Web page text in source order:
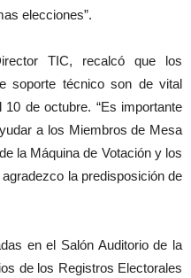
elecciones”.
TIC, recalcó que los
soporte técnico son de vital
de octubre. “Es importante
a los Miembros de Mesa
la Máquina de Votación y los
la predisposición de
en el Salón Auditorio de la
de los Registros Electorales